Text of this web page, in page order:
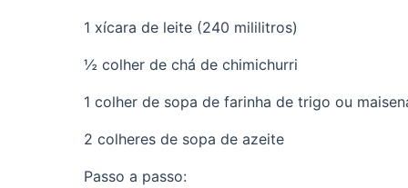
1 xícara de leite (240 mililitros)
½ colher de chá de chimichurri
1 colher de sopa de farinha de trigo ou
2 colheres de sopa de azeite
Passo a passo: